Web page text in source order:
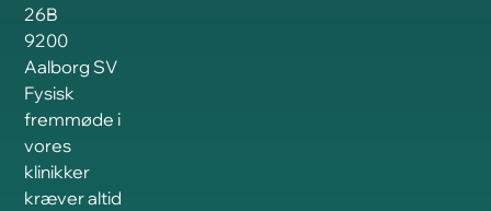
26B
9200
Aalborg SV
Fysisk
fremmøde i
vores
klinikker
kræver altid